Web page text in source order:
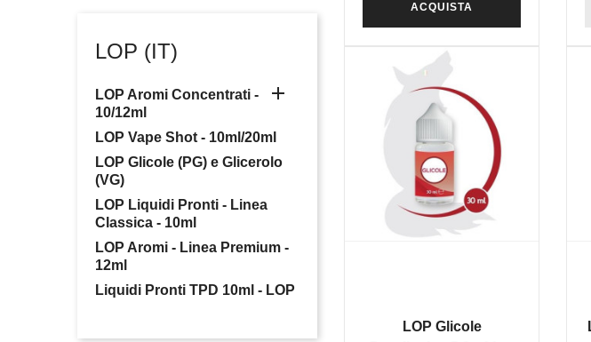
LOP (IT)
LOP Aromi Concentrati -
10/12ml

LOP Vape Shot - 10ml/20ml
LOP Glicole (PG) e Glicerolo
(VG)
LOP Liquidi Pronti - Linea
Classica - 10ml
LOP Aromi - Linea Premium -
12ml
Liquidi Pronti TPD 10ml - LOP
ACQUISTA
LOP Glicole